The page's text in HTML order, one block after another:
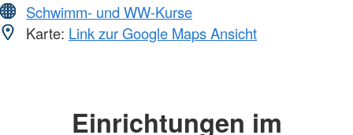
Schwimm- und WW-Kurse
Karte: Link zur Google Maps Ansicht
Einrichtungen im